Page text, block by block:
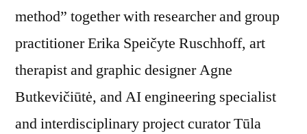
method” together with researcher and group
practitioner Erika Speičyte Ruschhoff, art
therapist and graphic designer Agne
Butkevičiūtė, and AI engineering specialist
and interdisciplinary project curator Tūla